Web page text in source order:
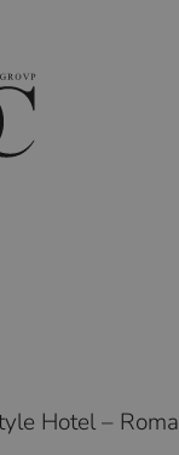
Hotel – Roma